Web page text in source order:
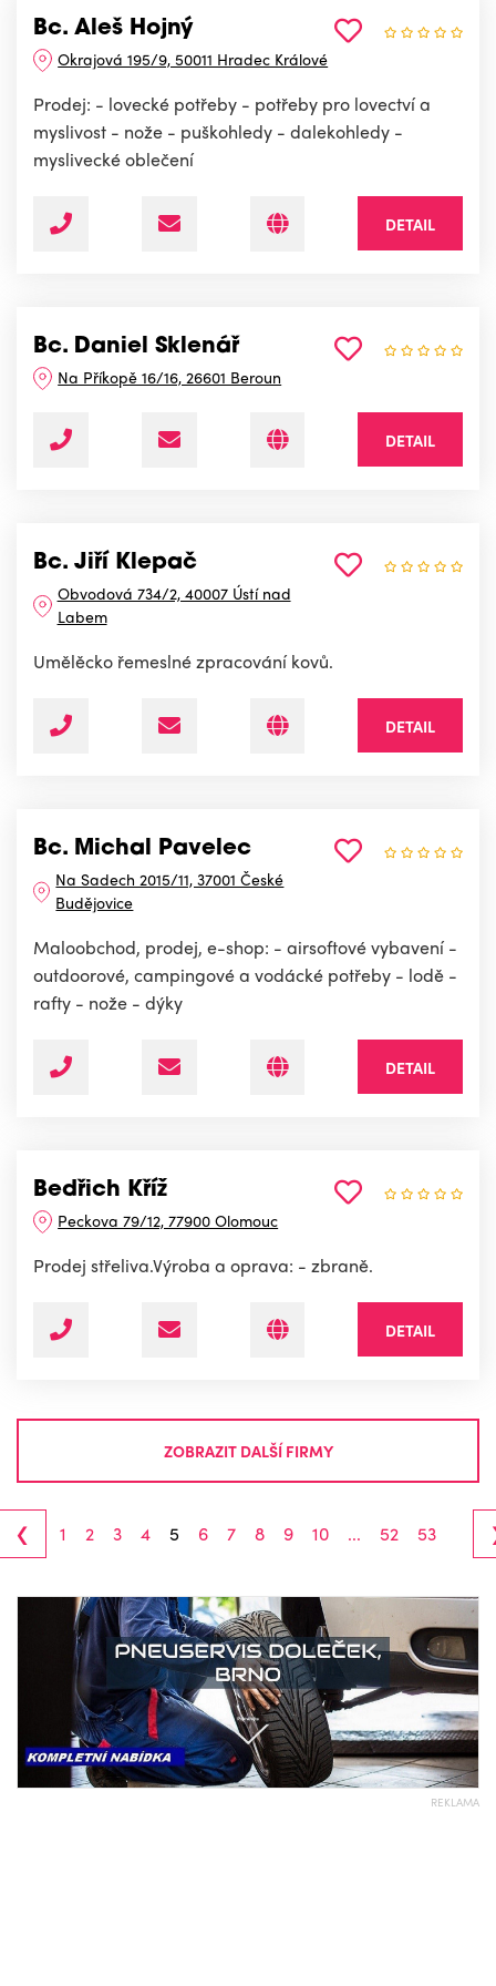
Bc. Aleš Hojný
Okrajová 195/9, 50011 Hradec Králové
Prodej: - lovecké potřeby - potřeby pro lovectví a
myslivost - nože - puškohledy - dalekohledy -
myslivecké oblečení
DETAIL
Bc. Daniel Sklenář
Na Příkopě 16/16, 26601 Beroun
DETAIL
Bc. Jiří Klepač
Obvodová 734/2, 40007 Ústí nad
Labem
Umělěcko řemeslné zpracování kovů.
DETAIL
Bc. Michal Pavelec
Na Sadech 2015/11, 37001 České
Budějovice
Maloobchod, prodej, e-shop: - airsoftové vybavení -
outdoorové, campingové a vodácké potřeby - lodě -
rafty - nože - dýky
DETAIL
Bedřich Kříž
Peckova 79/12, 77900 Olomouc
Prodej střeliva.Výroba a oprava: - zbraně.
DETAIL
ZOBRAZIT DALŠÍ FIRMY
‹ 1 2 3 4 5 6 7 8 9 10 ... 52 53
REKLAMA